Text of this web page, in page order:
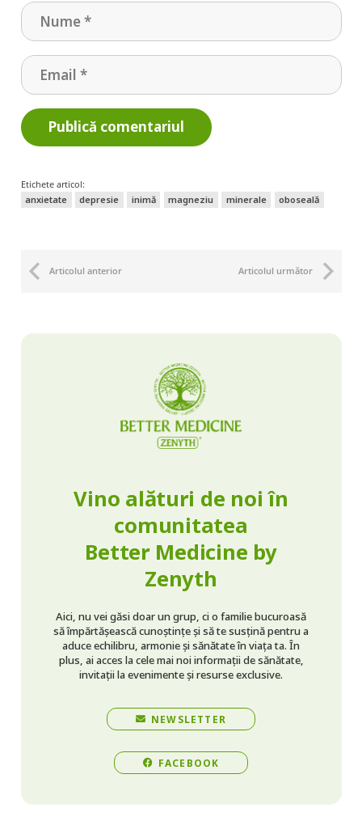
Publică comentariul
Etichete articol:
anxietate
depresie inimă magneziu minerale oboseală
Articolul anterior Articolul următor
Vino alături de noi în
comunitatea
Better Medicine by
Zenyth
Aici, nu vei găsi doar un grup, ci o familie bucuroasă
să împărtășească cunoștințe și să te susțină pentru a
aduce echilibru, armonie și sănătate în viața ta. În
plus, ai acces la cele mai noi informații de sănătate,
invitații la evenimente și resurse exclusive.
NEWSLETTER
FACEBOOK